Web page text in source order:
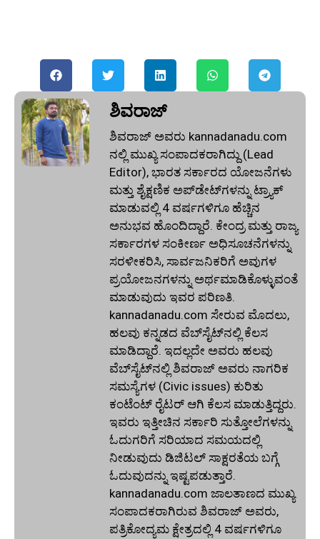
ಶಿವರಾಜ್
ಶಿವರಾಜ್ ಅವರು kannadanadu.com
ನಲ್ಲಿ ಮುಖ್ಯ ಸಂಪಾದಕರಾಗಿದ್ದು (Lead
Editor), ಭಾರತ ಸರ್ಕಾರದ ಯೋಜನೆಗಳು
ಮತ್ತು ಶೈಕ್ಷಣಿಕ ಅಪ್‌ಡೇಟ್‌ಗಳನ್ನು ಟ್ರ್ಯಾಕ್
ಮಾಡುವಲ್ಲಿ 4 ವರ್ಷಗಳಿಗೂ ಹೆಚ್ಚಿನ
ಅನುಭವ ಹೊಂದಿದ್ದಾರೆ. ಕೇಂದ್ರ ಮತ್ತು ರಾಜ್ಯ
ಸರ್ಕಾರಗಳ ಸಂಕೀರ್ಣ ಅಧಿಸೂಚನೆಗಳನ್ನು
ಸರಳೀಕರಿಸಿ, ಸಾರ್ವಜನಿಕರಿಗೆ ಅವುಗಳ
ಪ್ರಯೋಜನಗಳನ್ನು ಅರ್ಥಮಾಡಿಕೊಳ್ಳುವಂತೆ
ಮಾಡುವುದು ಇವರ ಪರಿಣತಿ.
kannadanadu.com ಸೇರುವ ಮೊದಲು,
ಹಲವು ಕನ್ನಡದ ವೆಬ್‌ಸೈಟ್‌ನಲ್ಲಿ ಕೆಲಸ
ಮಾಡಿದ್ದಾರೆ. ಇದಲ್ಲದೇ ಅವರು ಹಲವು
ವೆಬ್‌ಸೈಟ್‌ನಲ್ಲಿ ಶಿವರಾಜ್ ಅವರು ನಾಗರಿಕ
ಸಮಸ್ಯೆಗಳ (Civic issues) ಕುರಿತು
ಕಂಟೆಂಟ್ ರೈಟರ್ ಆಗಿ ಕೆಲಸ ಮಾಡುತ್ತಿದ್ದರು.
ಇವರು ಇತ್ತೀಚಿನ ಸರ್ಕಾರಿ ಸುತ್ತೋಲೆಗಳನ್ನು
ಓದುಗರಿಗೆ ಸರಿಯಾದ ಸಮಯದಲ್ಲಿ
ನೀಡುವುದು ಡಿಜಿಟಲ್ ಸಾಕ್ಷರತೆಯ ಬಗ್ಗೆ
ಓದುವುದನ್ನು ಇಷ್ಟಪಡುತ್ತಾರೆ.
kannadanadu.com ಜಾಲತಾಣದ ಮುಖ್ಯ
ಸಂಪಾದಕರಾಗಿರುವ ಶಿವರಾಜ್ ಅವರು,
ಪತ್ರಿಕೋದ್ಯಮ ಕ್ಷೇತ್ರದಲ್ಲಿ 4 ವರ್ಷಗಳಿಗೂ